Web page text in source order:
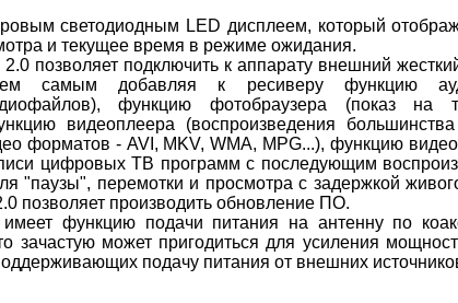
светодиодным LED дисплеем, который
и текущее время в режиме ожидания.
позволяет подключить к аппарату внешний
самым добавляя к ресиверу функцию
функцию фотобраузера (показ на
видеоплеера (воспроизведения
форматов - AVI, MKV, WMA, MPG...), функцию
цифровых ТВ программ с последующим
"паузы", перемотки и просмотра с задержкой
позволяет производить обновление ПО.
функцию подачи питания на антенну по
зачастую может пригодиться для усиления
подачу питания от внешних